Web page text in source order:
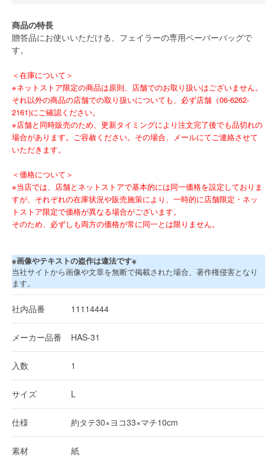
商品の特長
贈答品にお使いいただける、フェイラーの専用ペーパーバッグで
す。
＜在庫について＞
※ネットストア限定の商品は原則、店舗でのお取り扱いはございません。
それ以外の商品の店舗での取り扱いについても、必ず店舗（06-6262-
2161)にご確認ください。
※店舗と同時販売のため、更新タイミングにより注文完了後でも品切れの
場合があります。ご容赦ください。その場合、メールにてご連絡させて
いただきます。
＜価格について＞
※当店では、店舗とネットストアで基本的には同一価格を設定しておりま
すが、それぞれの在庫状況や販売施策により、一時的に店舗限定・ネッ
トストア限定で価格が異なる場合がございます。
そのため、必ずしも両方の価格が常に同一とは限りません。
※画像やテキストの盗作は違法です※
当社サイトから画像や文章を無断で掲載された場合、著作権侵害となり
ます。
社内品番 11114444
メーカー品番 HAS-31
入数 1
サイズ L
仕様 約タテ30×ヨコ33×マチ10cm
素材 紙